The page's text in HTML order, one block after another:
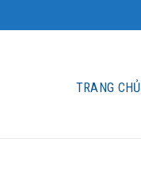
TRANG CHỦ